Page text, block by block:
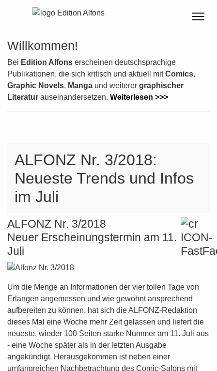
Willkommen!
Bei Edition Alfons erscheinen deutschsprachige
Publikationen, die sich kritisch und aktuell mitComics,
Graphic Novels, Manga und weiterer graphischer
Literatur auseinandersetzen. Weiterlesen >>>
ALFONZ Nr. 3/2018:
Neueste Trends und Infos
im Juli
ALFONZ Nr. 3/2018
Neuer Erscheinungstermin am 11.
Juli
Um die Menge an Informationen der vier tollen Tage von
Erlangen angemessen und wie gewohnt ansprechend
aufbereiten zu können, hat sich die ALFONZ-Redaktion
dieses Mal eine Woche mehr Zeit gelassen und liefert die
neueste, wieder 100 Seiten starke Nummer am 11. Juli aus
- eine Woche später als in der letzten Ausgabe
angekündigt. Herausgekommen ist neben einer
umfangreichen Nachbetrachtung des Comic-Salons mit